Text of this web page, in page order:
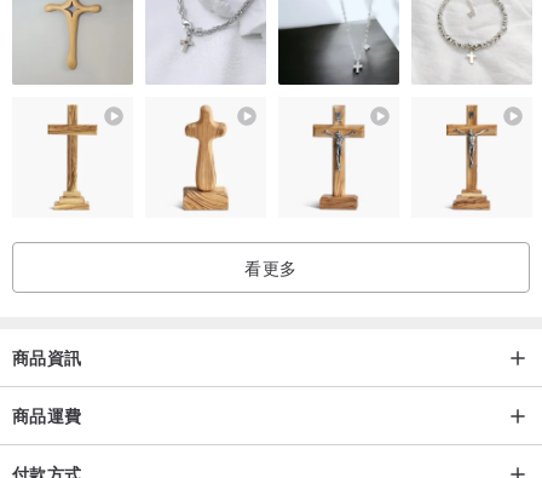
看更多
商品資訊
商品運費
付款方式